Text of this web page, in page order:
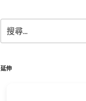
尋
關
字:
延伸